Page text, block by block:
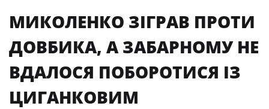
МИКОЛЕНКО ЗІГРАВ ПРОТИ
ДОВБИКА, А ЗАБАРНОМУ НЕ
ВДАЛОСЯ ПОБОРОТИСЯ ІЗ
ЦИГАНКОВИМ